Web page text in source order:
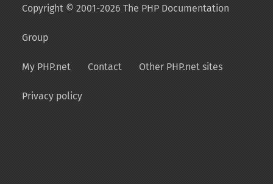
Copyright © 2001-2026 The PHP Documentation
Group
My PHP.net Contact Other PHP.net sites
Privacy policy